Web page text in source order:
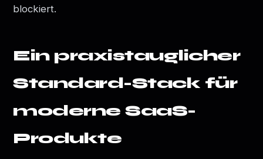
blockiert.
Ein praxistauglicher
Standard-Stack für
moderne SaaS-
Produkte